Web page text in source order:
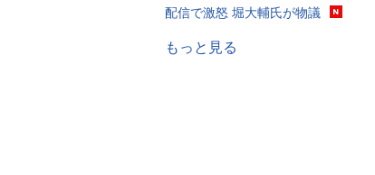
配信で激怒 堀大輔氏が物議
もっと見る